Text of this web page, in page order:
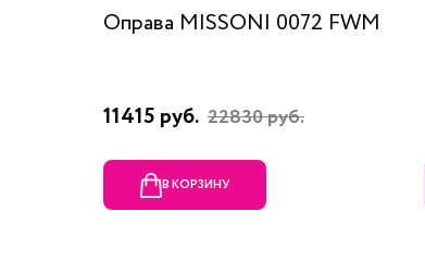
Оправа MISSONI 0072 FWM
11415 руб. 22830 руб.
В КОРЗИНУ